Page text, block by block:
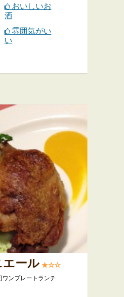
おいしいお
酒
雰囲気がい
い
エール ★☆☆
ンプレートランチ